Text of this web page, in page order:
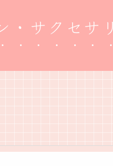
・サクセサ